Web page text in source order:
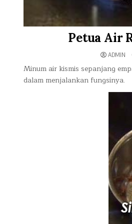
Petua Air
ADMIN
Minum air kismis sepanjang
dalam menjalankan fungsinya.